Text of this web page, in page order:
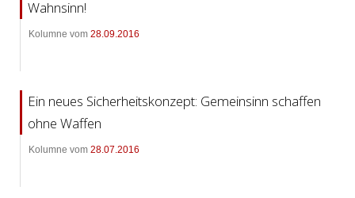
Wahnsinn!
Kolumne vom 28.09.2016
Ein neues Sicherheitskonzept: Gemeinsinn schaffen
ohne Waffen
Kolumne vom 28.07.2016